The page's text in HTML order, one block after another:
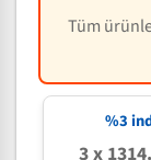
Tüm
%3
3 x